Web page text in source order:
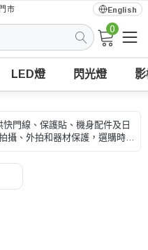
市 English
0
LED燈 閃光燈
門線、保護貼、機身配件及日
攝、外拍和器材保護，選購時可